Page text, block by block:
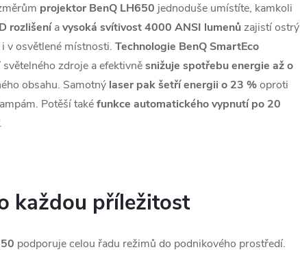
projektor BenQ LH650 jednoduše umístíte, kamkoli
rozlišeníavysoká svítivost 4000 ANSI lumenůzajistí ostrý
v osvětlené místnosti. Technologie BenQ SmartEco
zdroje a efektivněsnižuje spotřebu energie až o
obsahu. Samotný laser pak šetří energii o 23 %oproti
Potěší takéfunkce automatického vypnutí po 20
.
každou příležitost
podporuje celou řadu režimů do podnikového prostředí.